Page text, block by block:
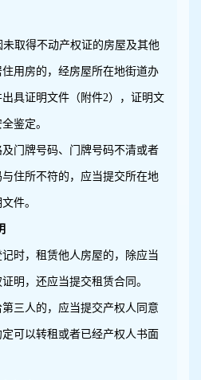
取得不动产权证的房屋及其他
用房的，经房屋所在地街道办
具证明文件（附件2），证明文
鉴定。
门牌号码、门牌号码不清或者
住所不符的，应当提交所在地
件。
时，租赁他人房屋的，除应当
明，还应当提交租赁合同。
三人的，应当提交产权人同意
可以转租或者已经产权人书面